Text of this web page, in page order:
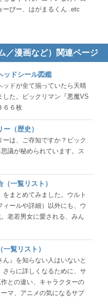
ーびー、はがまるくん .etc
／漫画など）関連ページ
ッドシール図鑑
ッドが全て揃っていたら天晴
した。ビックリマン『悪魔VS
６６枚
（歴史）
ーは、ご存知ですか？ビック
議が秘められています。ス
一覧リスト）
まとめてみました。ウルト
ィールや詳細）以外にも、ウ
老若男女に愛される、みん
覧リスト）
ん』を知らない人はいないと
らに詳しくなるために、サ
との違い、キャラクターの
マ、アニメの気になるサブ